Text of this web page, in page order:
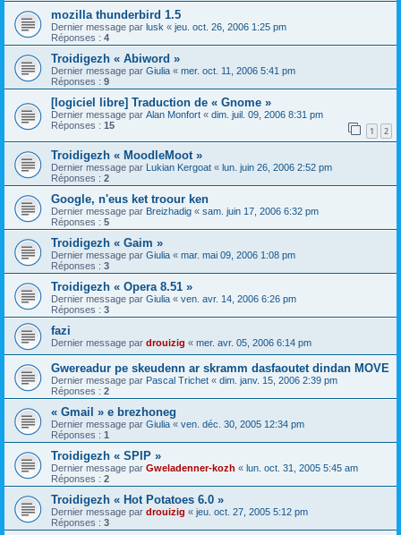
mozilla thunderbird 1.5
Dernier message par lusk « jeu. oct. 26, 2006 1:25 pm
Réponses : 4
Troidigezh « Abiword »
Dernier message par Giulia « mer. oct. 11, 2006 5:41 pm
Réponses : 9
[logiciel libre] Traduction de « Gnome »
Dernier message par Alan Monfort « dim. juil. 09, 2006 8:31 pm
Réponses : 15 1 2
Troidigezh « MoodleMoot »
Dernier message par Lukian Kergoat « lun. juin 26, 2006 2:52 pm
Réponses : 2
Google, n'eus ket troour ken
Dernier message par Breizhadig « sam. juin 17, 2006 6:32 pm
Réponses : 5
Troidigezh « Gaim »
Dernier message par Giulia « mar. mai 09, 2006 1:08 pm
Réponses : 3
Troidigezh « Opera 8.51 »
Dernier message par Giulia « ven. avr. 14, 2006 6:26 pm
Réponses : 3
fazi
Dernier message par drouizig « mer. avr. 05, 2006 6:14 pm
Gwereadur pe skeudenn ar skramm dasfaoutet dindan MOVE
Dernier message par Pascal Trichet « dim. janv. 15, 2006 2:39 pm
Réponses : 2
« Gmail » e brezhoneg
Dernier message par Giulia « ven. déc. 30, 2005 12:34 pm
Réponses : 1
Troidigezh « SPIP »
Dernier message par Gweladenner-kozh « lun. oct. 31, 2005 5:45 am
Réponses : 2
Troidigezh « Hot Potatoes 6.0 »
Dernier message par drouizig « jeu. oct. 27, 2005 5:12 pm
Réponses : 3